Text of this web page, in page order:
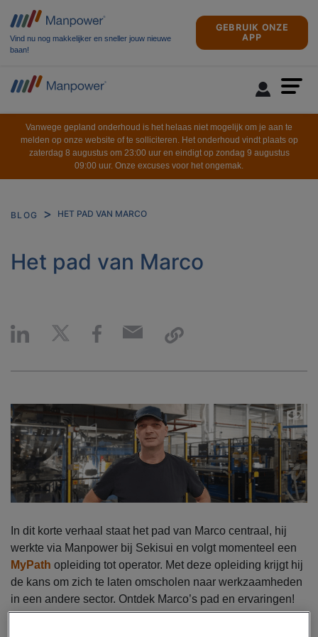
Vind nu nog makkelijker en sneller jouw nieuwe
baan!
GEBRUIK ONZE
APP
Vanwege gepland onderhoud is het helaas niet mogelijk om je aan te
melden op onze website of te solliciteren. Het onderhoud vindt plaats op
zaterdag 8 augustus om 23:00 uur en eindigt op zondag 9 augustus
09:00 uur. Onze excuses voor het ongemak.
BLOG HET PAD VAN MARCO
Het pad van Marco
In dit korte verhaal staat het pad van Marco centraal, hij
werkte via Manpower bij Sekisui en volgt momenteel een
MyPath opleiding tot operator. Met deze opleiding krijgt hij
de kans om zich te laten omscholen naar werkzaamheden
in een andere sector. Ontdek Marco’s pad en ervaringen!